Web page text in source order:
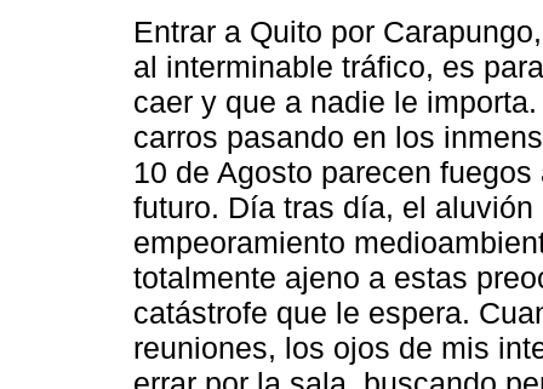
Entrar a Quito por
al interminable tráfico, es
caer y que a nadie le
carros pasando en los
10 de Agosto parecen
futuro. Día tras día, el
empeoramiento
totalmente ajeno a estas
catástrofe que le espera.
reuniones, los ojos de mis